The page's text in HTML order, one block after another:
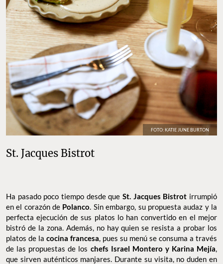
FOTO: KATIE JUNE BURTON
St. Jacques Bistrot
Ha pasado poco tiempo desde que St. Jacques Bistrot irrumpió
en el corazón de Polanco. Sin embargo, su propuesta audaz y la
perfecta ejecución de sus platos lo han convertido en el mejor
bistró de la zona. Además, no hay quien se resista a probar los
platos de la cocina francesa, pues su menú se consuma a través
de las propuestas de los chefs Israel Montero y Karina Mejía,
que sirven auténticos manjares. Durante su visita, no duden en